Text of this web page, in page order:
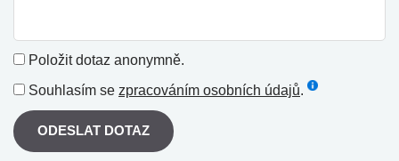
Položit dotaz anonymně.
Souhlasím se zpracováním osobních údajů.
ODESLAT DOTAZ